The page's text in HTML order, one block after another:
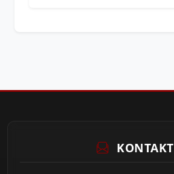
KONTAKT